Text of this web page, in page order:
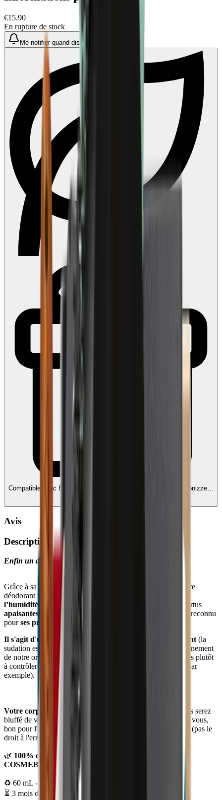
€15.90
En rupture de stock
Me notifier quand disponible
Compatible avec Ecochèques et Chèques-cadeaux
Edenred, Monizze…
Avis
Description
Enfin un déodorant 100% naturel qui marche !
Grâce à sa formule 100% naturelle, testée et approuvée, notre
déodorant neutralise naturellement les odeurs et absorbe
l’humidité.
Le beurre de karité et l’huile de coco ont des vertus
apaisantes et nourrissantes
. Le bicarbonate de sodium est reconnu
pourses propriétés d’agent déodorant
Il s'agit d'un déodorant. Ce n'est PAS un anti-transpirant (la
sudation est normale, naturelle et nécessaire au bon fonctionnement
de notre organisme. Nous ne cherchons pas à la stopper mais plutôt
à contrôler les effets néfastes comme les mauvaises odeurs par
exemple).
Votre corps va vous remercier de le laisser respirer.
Vous serez
bluffé de voir que vous pouvez trouver un produit bon pour vous,
bon pour l'environnement mais surtout
(pas le
droit à l'erreur pour un déodorant).
🌿 100% d'origine naturelle & 59,73% bio - LABEL
COSMEBIO
♻️ 60 mL - Packaging en carton biodégradable
⏳ 3 mois d'utilisation en moyenne